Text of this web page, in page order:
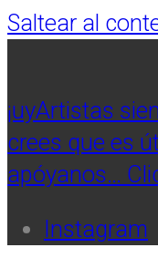
Saltear al
¡uyArtistas
crees que es
apóyanos…
Instagram